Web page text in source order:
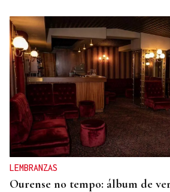
LEMBRANZAS
Ourense no tempo: álbum de